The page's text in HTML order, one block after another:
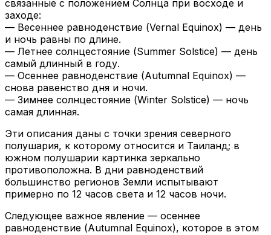
связанные с положением Солнца при восходе и
заходе:
— Весеннее равноденствие (Vernal Equinox) — день
и ночь равны по длине.
— Летнее солнцестояние (Summer Solstice) — день
самый длинный в году.
— Осеннее равноденствие (Autumnal Equinox) —
снова равенство дня и ночи.
— Зимнее солнцестояние (Winter Solstice) — ночь
самая длинная.
Эти описания даны с точки зрения северного
полушария, к которому относится и Таиланд; в
южном полушарии картинка зеркально
противоположна. В дни равноденствий
большинство регионов Земли испытывают
примерно по 12 часов света и 12 часов ночи.
Следующее важное явление — осеннее
равноденствие (Autumnal Equinox), которое в этом